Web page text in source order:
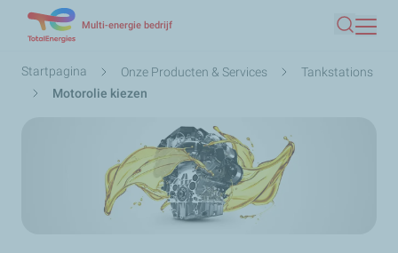
naar
gaan
Multi-energie bedrijf
Zoeken
Kruimelpad
Startpagina Onze Producten & Services
Tankstations
Motorolie kiezen